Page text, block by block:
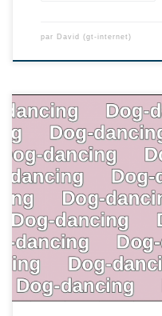
par David (gt-internet)